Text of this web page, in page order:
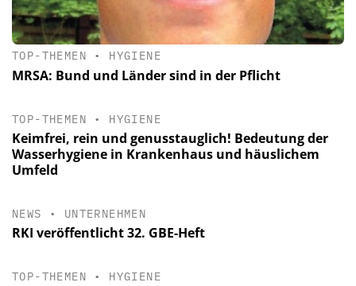
TOP-THEMEN • HYGIENE
MRSA: Bund und Länder sind in der Pflicht
TOP-THEMEN • HYGIENE
Keimfrei, rein und genusstauglich! Bedeutung der
Wasserhygiene in Krankenhaus und häuslichem
Umfeld
NEWS • UNTERNEHMEN
RKI veröffentlicht 32. GBE-Heft
TOP-THEMEN • HYGIENE